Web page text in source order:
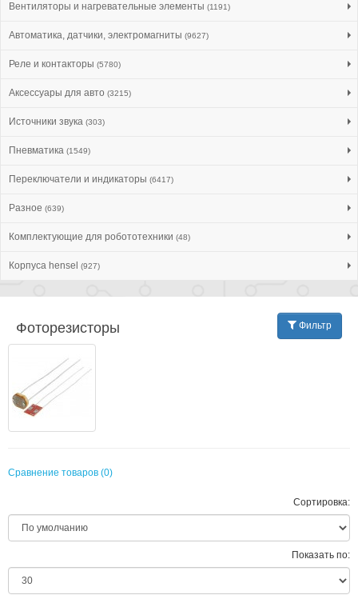
Вентиляторы и нагревательные элементы (1191)
Автоматика, датчики, электромагниты (9627)
Реле и контакторы (5780)
Аксессуары для авто (3215)
Источники звука (303)
Пневматика (1549)
Переключатели и индикаторы (6417)
Разное (639)
Комплектующие для робототехники (48)
Корпуса hensel (927)
Фильтр
Фоторезисторы
Сравнение товаров (0)
Сортировка:
Показать по: